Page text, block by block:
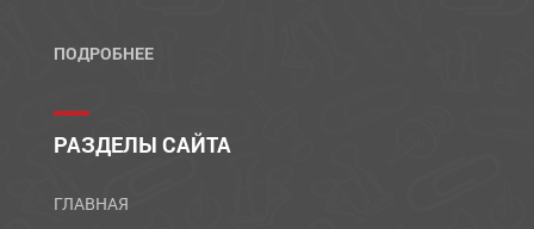
ПОДРОБНЕЕ
РАЗДЕЛЫ САЙТА
ГЛАВНАЯ